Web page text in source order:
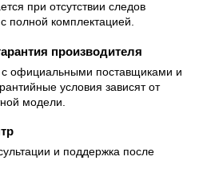
при отсутствии следов
полной комплектацией.
производителя
с официальными поставщиками и
условия зависят от
модели.
и поддержка после